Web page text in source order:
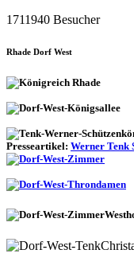
1711940 Besucher
Rhade Dorf West
Presseartikel: Werner Tenk